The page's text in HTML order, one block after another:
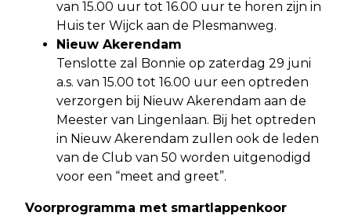
van 15.00 uur tot 16.00 uur te horen zijn in
Huis ter Wijck aan de Plesmanweg.
Nieuw Akerendam
Tenslotte zal Bonnie op zaterdag 29 juni
a.s. van 15.00 tot 16.00 uur een optreden
verzorgen bij Nieuw Akerendam aan de
Meester van Lingenlaan. Bij het optreden
in Nieuw Akerendam zullen ook de leden
van de Club van 50 worden uitgenodigd
voor een “meet and greet”.
Voorprogramma met smartlappenkoor